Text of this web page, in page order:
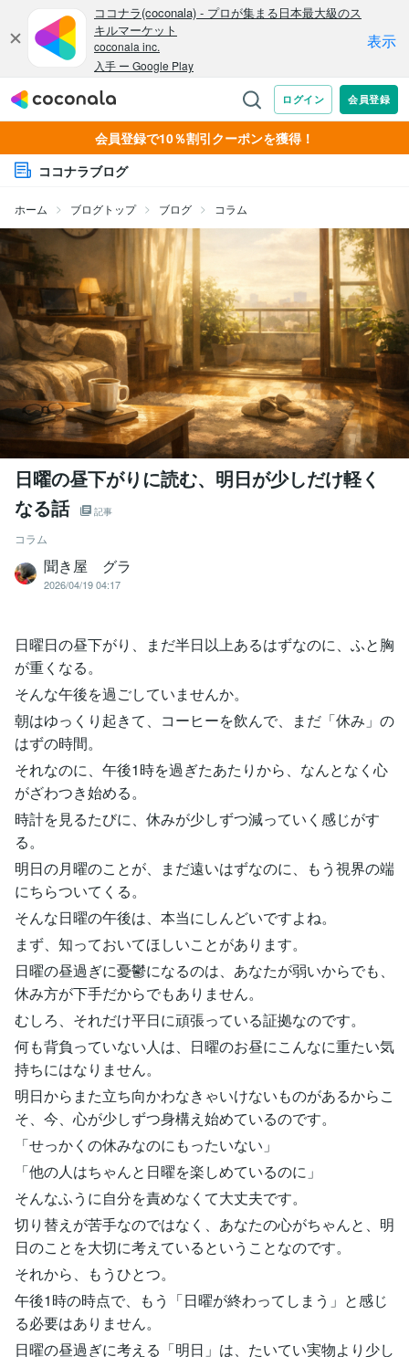
会員登録で10％割引クーポンを獲得！
ココナラブログ
ホーム ブログトップ ブログ コラム
日曜の昼下がりに読む、明日が少しだけ軽く
なる話
記事
コラム
聞き屋 グラ
2026/04/19 04:17
日曜日の昼下がり、まだ半日以上あるはずなのに、ふと胸
が重くなる。
そんな午後を過ごしていませんか。
朝はゆっくり起きて、コーヒーを飲んで、まだ「休み」の
はずの時間。
それなのに、午後1時を過ぎたあたりから、なんとなく心
がざわつき始める。
時計を見るたびに、休みが少しずつ減っていく感じがす
る。
明日の月曜のことが、まだ遠いはずなのに、もう視界の端
にちらついてくる。
そんな日曜の午後は、本当にしんどいですよね。
まず、知っておいてほしいことがあります。
日曜の昼過ぎに憂鬱になるのは、あなたが弱いからでも、
休み方が下手だからでもありません。
むしろ、それだけ平日に頑張っている証拠なのです。
何も背負っていない人は、日曜のお昼にこんなに重たい気
持ちにはなりません。
明日からまた立ち向かわなきゃいけないものがあるからこ
そ、今、心が少しずつ身構え始めているのです。
「せっかくの休みなのにもったいない」
「他の人はちゃんと日曜を楽しめているのに」
そんなふうに自分を責めなくて大丈夫です。
切り替えが苦手なのではなく、あなたの心がちゃんと、明
日のことを大切に考えているということなのです。
それから、もうひとつ。
午後1時の時点で、もう「日曜が終わってしまう」と感じ
る必要はありません。
日曜の昼過ぎに考える「明日」は、たいてい実物より少し